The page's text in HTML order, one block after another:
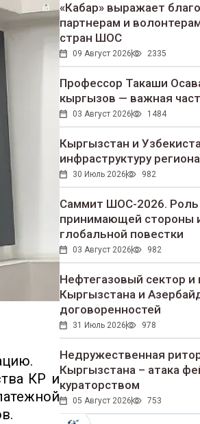
КР и
«Кабар» выражает
партнерам и
стран ШОС
09 Август 2026 2335
Профессор Такаши
кыргызов — важная
03 Август 2026 1484
Кыргызстан и
инфраструктуру
30 Июль 2026 982
Саммит ШОС-2026. Роль
принимающей стороны
глобальной повестки
03 Август 2026 982
Нефтегазовый сектор
Кыргызстана и
договоренностей
31 Июль 2026 978
Недружественная
Кыргызстана – атака
кураторством
05 Август 2026 753